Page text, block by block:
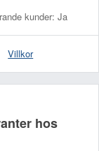
kunder: Ja
Villkor
hos